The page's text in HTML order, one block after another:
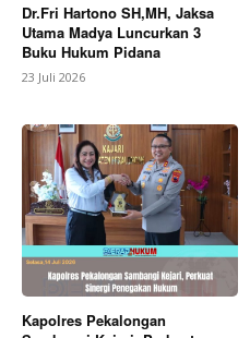
Dr.Fri Hartono SH,MH, Jaksa
Utama Madya Luncurkan 3
Buku Hukum Pidana
23 Juli 2026
Kapolres Pekalongan